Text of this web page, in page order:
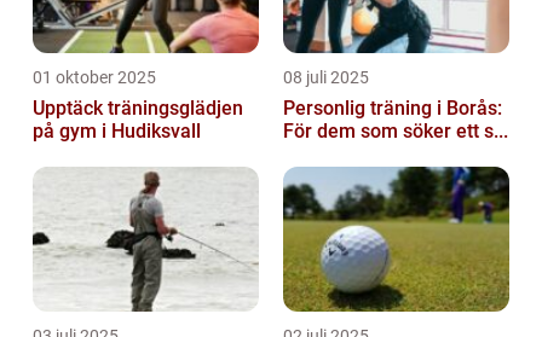
01 oktober 2025
Upptäck träningsglädjen
på gym i Hudiksvall
08 juli 2025
Personlig träning i Borås:
För dem som söker ett s...